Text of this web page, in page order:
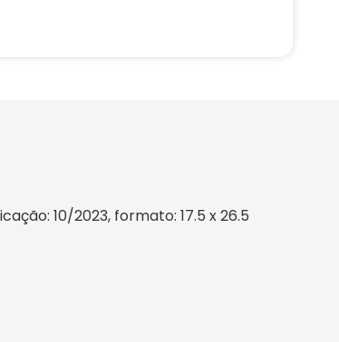
10/2023, formato: 17.5 x 26.5